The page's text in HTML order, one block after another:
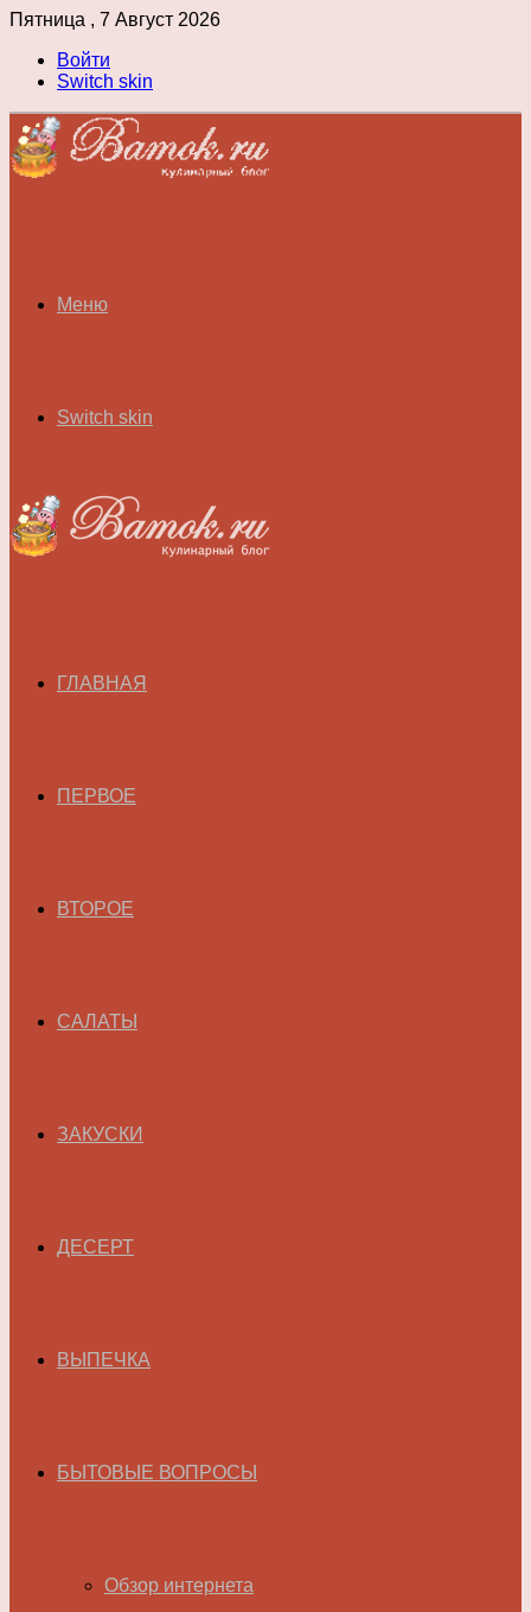
Пятница , 7 Август 2026
Войти
Switch skin
Меню
Switch skin
ГЛАВНАЯ
ПЕРВОЕ
ВТОРОЕ
САЛАТЫ
ЗАКУСКИ
ДЕСЕРТ
ВЫПЕЧКА
БЫТОВЫЕ ВОПРОСЫ
Обзор интернета